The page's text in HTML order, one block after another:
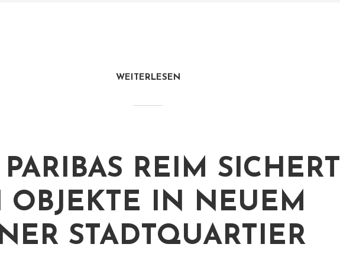
WEITERLESEN
REIM SICHERT
OBJEKTE IN NEUEM
STADTQUARTIER